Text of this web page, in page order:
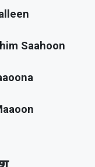
Saahoon